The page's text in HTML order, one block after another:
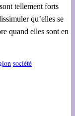
tellement forts
qu’elles se
quand elles sont en
société